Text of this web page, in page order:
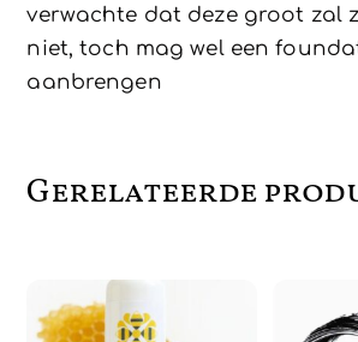
verwachte dat deze groot zal
niet, toch mag wel een
aanbrengen
Gerelateerde